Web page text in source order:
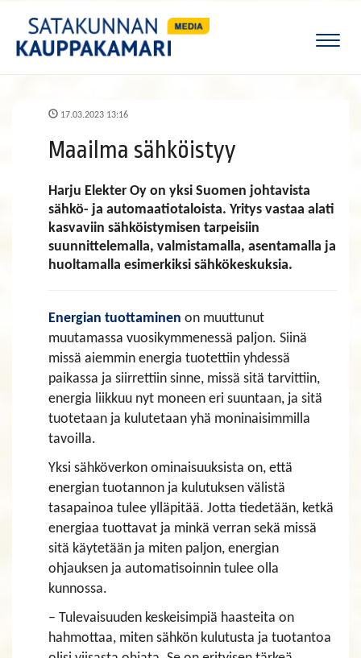
17.03.2023 13:16
Maailma sähköistyy
Harju Elekter Oy on yksi Suomen johtavista
sähkö- ja automaatiotaloista. Yritys vastaa alati
kasvaviin sähköistymisen tarpeisiin
suunnittelemalla, valmistamalla, asentamalla ja
huoltamalla esimerkiksi sähkökeskuksia.
Energian tuottaminen on muuttunut
muutamassa vuosikymmenessä paljon. Siinä
missä aiemmin energia tuotettiin yhdessä
paikassa ja siirrettiin sinne, missä sitä tarvittiin,
energia liikkuu nyt moneen eri suuntaan, ja sitä
tuotetaan ja kulutetaan yhä moninaisimmilla
tavoilla.
Yksi sähköverkon ominaisuuksista on, että
energian tuotannon ja kulutuksen välistä
tasapainoa tulee ylläpitää. Jotta tiedetään, ketkä
energiaa tuottavat ja minkä verran sekä missä
sitä käytetään ja miten paljon, energian
ohjauksen ja automatisoinnin tulee olla
kunnossa.
– Tulevaisuuden keskeisimpiä haasteita on
hahmottaa, miten sähkön kulutusta ja tuotantoa